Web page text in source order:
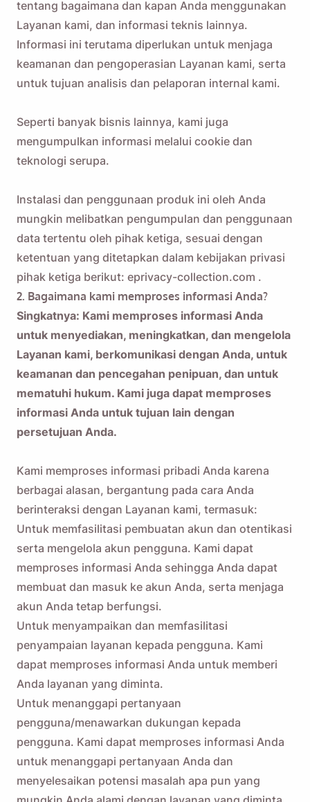
tentang bagaimana dan kapan Anda menggunakan
Layanan kami, dan informasi teknis lainnya.
Informasi ini terutama diperlukan untuk menjaga
keamanan dan pengoperasian Layanan kami, serta
untuk tujuan analisis dan pelaporan internal kami.
Seperti banyak bisnis lainnya, kami juga
mengumpulkan informasi melalui cookie dan
teknologi serupa.
Instalasi dan penggunaan produk ini oleh Anda
mungkin melibatkan pengumpulan dan penggunaan
data tertentu oleh pihak ketiga, sesuai dengan
ketentuan yang ditetapkan dalam kebijakan privasi
pihak ketiga berikut: eprivacy-collection.com .
2. Bagaimana kami memproses informasi Anda?
Singkatnya: Kami memproses informasi Anda
untuk menyediakan, meningkatkan, dan mengelola
Layanan kami, berkomunikasi dengan Anda, untuk
keamanan dan pencegahan penipuan, dan untuk
mematuhi hukum. Kami juga dapat memproses
informasi Anda untuk tujuan lain dengan
persetujuan Anda.
Kami memproses informasi pribadi Anda karena
berbagai alasan, bergantung pada cara Anda
berinteraksi dengan Layanan kami, termasuk:
Untuk memfasilitasi pembuatan akun dan otentikasi
serta mengelola akun pengguna. Kami dapat
memproses informasi Anda sehingga Anda dapat
membuat dan masuk ke akun Anda, serta menjaga
akun Anda tetap berfungsi.
Untuk menyampaikan dan memfasilitasi
penyampaian layanan kepada pengguna. Kami
dapat memproses informasi Anda untuk memberi
Anda layanan yang diminta.
Untuk menanggapi pertanyaan
pengguna/menawarkan dukungan kepada
pengguna. Kami dapat memproses informasi Anda
untuk menanggapi pertanyaan Anda dan
menyelesaikan potensi masalah apa pun yang